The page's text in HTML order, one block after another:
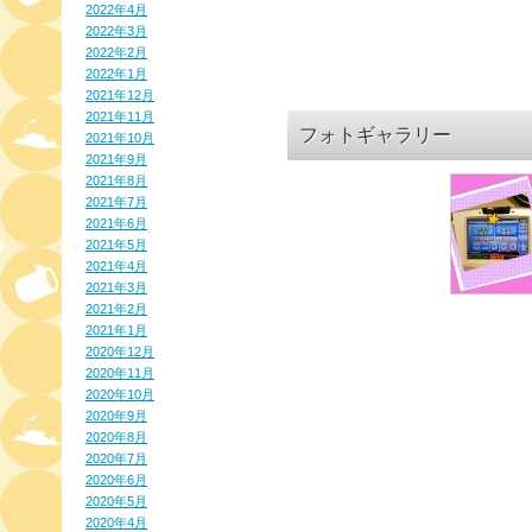
2022年4月
2022年3月
2022年2月
2022年1月
2021年12月
2021年11月
2021年10月
2021年9月
2021年8月
2021年7月
2021年6月
2021年5月
2021年4月
2021年3月
2021年2月
2021年1月
2020年12月
2020年11月
2020年10月
2020年9月
2020年8月
2020年7月
2020年6月
2020年5月
2020年4月
フォトギャラリー